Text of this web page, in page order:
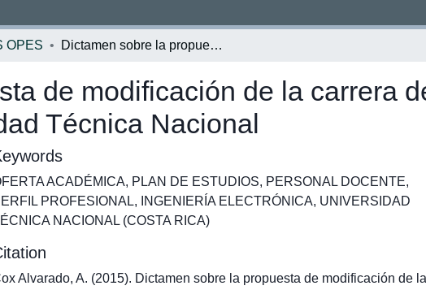
OPES Dictamen sobre la propuesta de modificación de la carrera de ingeniería electrónica de la Universidad Técnica Nacional
de modificación de la carrera
Técnica Nacional
ACADÉMICA, PLAN DE ESTUDIOS, PERSONAL DOCENTE,
PROFESIONAL, INGENIERÍA ELECTRÓNICA, UNIVERSIDAD
NACIONAL (COSTA RICA)
Alvarado, A. (2015). Dictamen sobre la propuesta de modificación de la